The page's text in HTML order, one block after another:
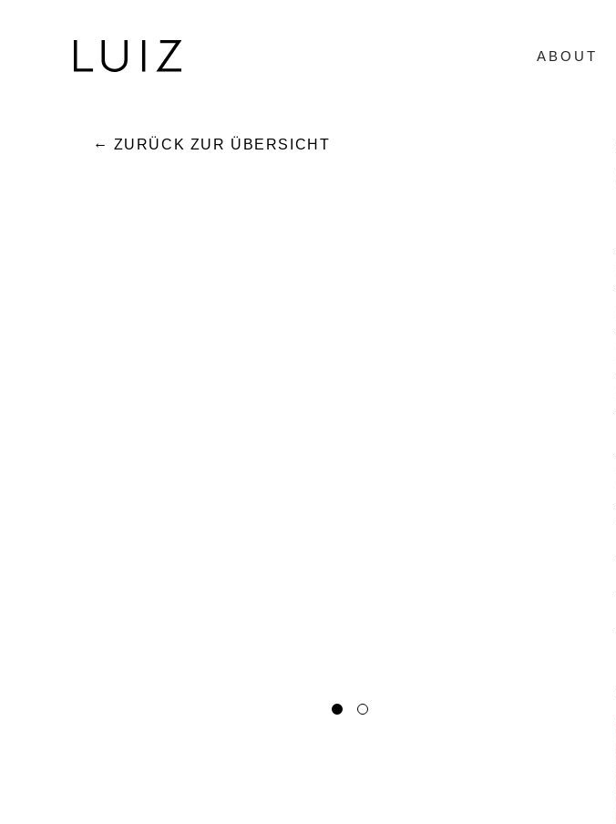
ABOUT
ZURÜCK ZUR ÜBERSICHT